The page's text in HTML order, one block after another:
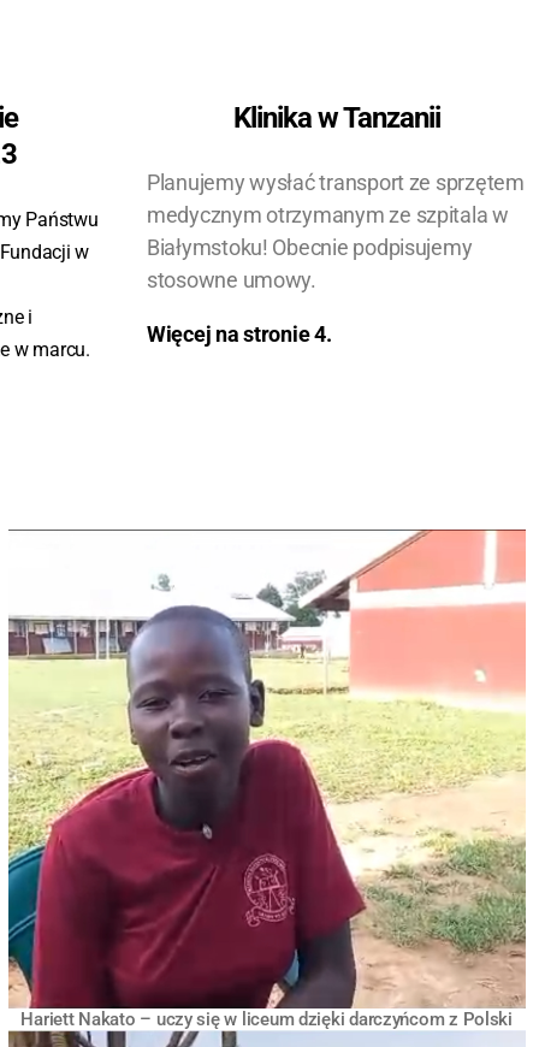
Państwu
w
i
w marcu.
Klinika w Tanzanii
Planujemy wysłać transport ze sprzętem
medycznym otrzymanym ze szpitala w
Białymstoku! Obecnie podpisujemy
stosowne umowy.
Więcej na stronie4.
Hariett Nakato – uczy się w liceum dzięki darczyńcom z Polski